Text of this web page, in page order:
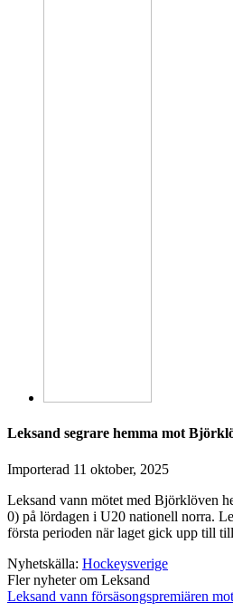
Leksand segrare hemma mot
Importerad 11 oktober, 2025
Leksand vann mötet med Björklöven
0) på lördagen i U20 nationell norra.
första perioden när laget gick upp till
Nyhetskälla: Hockeysverige
Fler nyheter om Leksand
Leksand vann försäsongspremiären